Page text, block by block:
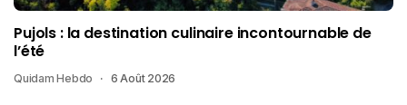
Pujols : la destination culinaire incontournable de
l’été
Quidam Hebdo 6 Août 2026